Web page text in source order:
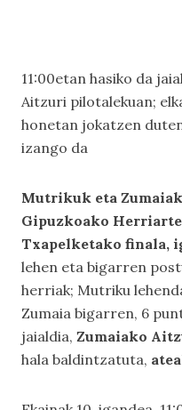
11:00etan hasiko da
Aitzuri pilotalekuan;
honetan jokatzen
izango da
Mutrikuk eta
Gipuzkoako
Txapelketako finala,
lehen eta bigarren
herriak; Mutriku
Zumaia bigarren, 6
jaialdia, Zumaiako
hala baldintzatuta,